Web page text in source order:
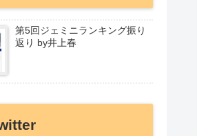
第5回ジェミニランキング振り
返り by井上春